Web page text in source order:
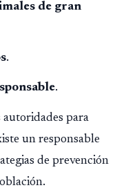
de gran
.
.
autoridades para
un responsable
de prevención